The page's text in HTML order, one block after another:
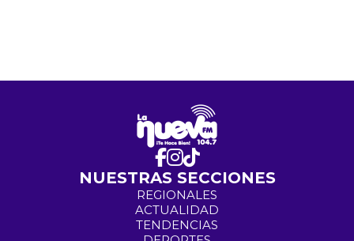
NUESTRAS SECCIONES
REGIONALES
ACTUALIDAD
TENDENCIAS